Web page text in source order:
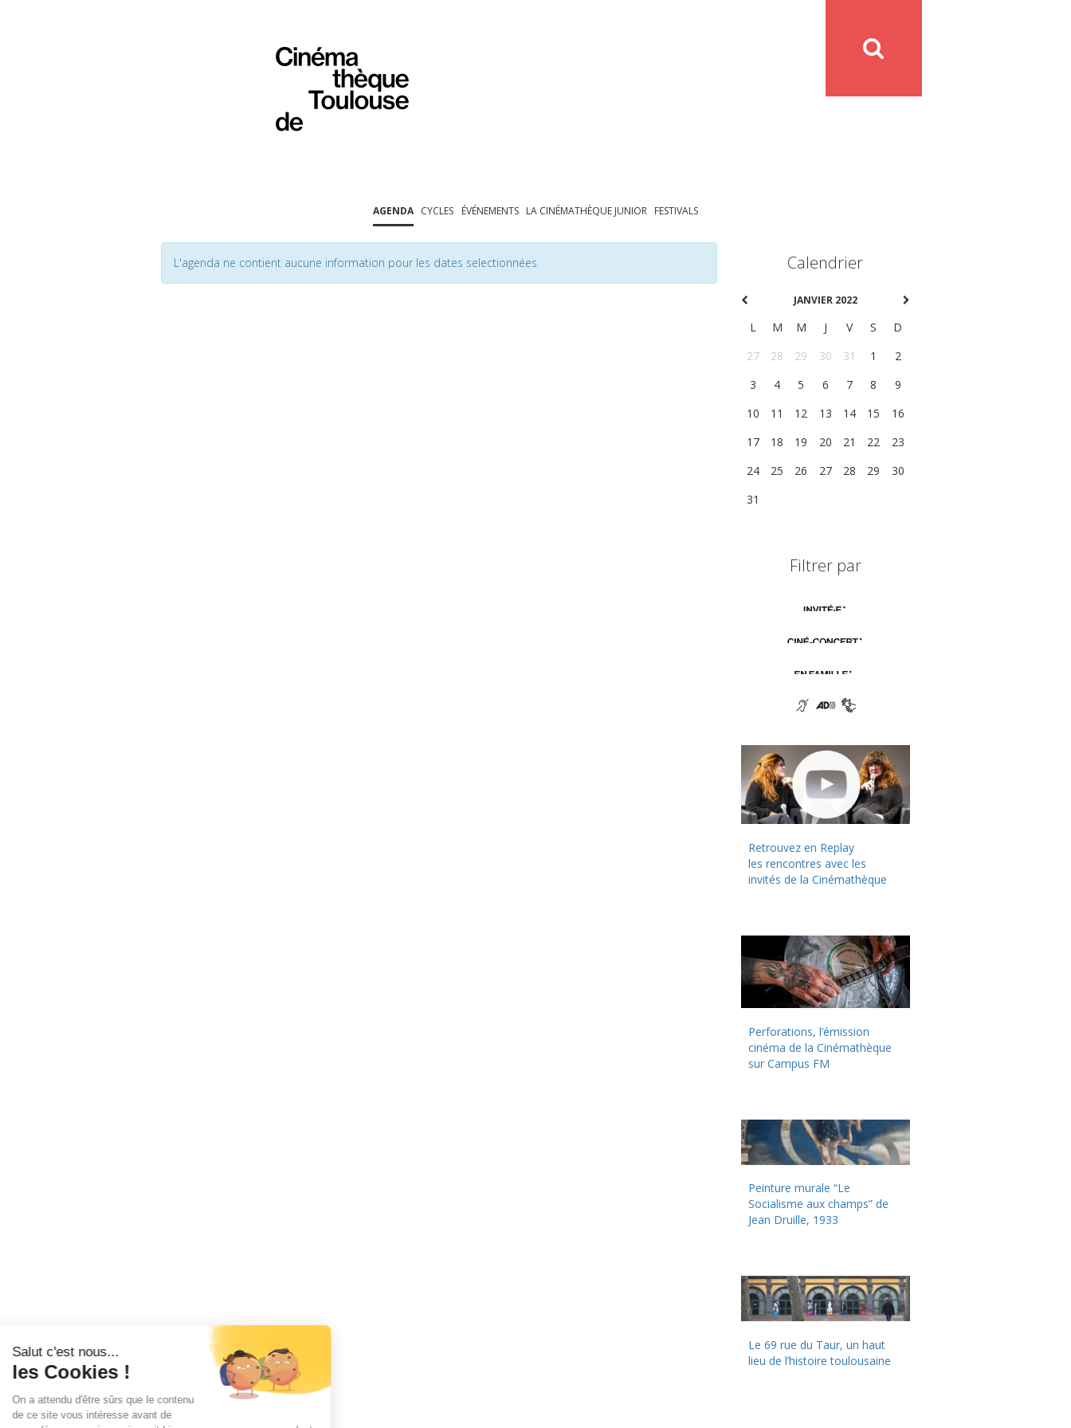
AGENDA CYCLES ÉVÉNEMENTS LA CINÉMATHÈQUE JUNIOR FESTIVALS
L'agenda ne contient aucune information pour les dates selectionnées Calendrier
JANVIER 2022
L M M J V S
D
27
28 29 30 31 1
2
3
4 5 6 7 8
9
10
11 12 13 14 15
16
17
18 19 20 21 22
23
24
25 26 27 28 29
30
31
Filtrer par
Retrouvez en Replay
les rencontres avec les
invités de la Cinémathèque
Perforations, l’émission
cinéma de la Cinémathèque
sur Campus FM
Peinture murale “Le
Socialisme aux champs” de
Jean Druille, 1933
Le 69 rue du Taur, un haut
lieu de l’histoire toulousaine